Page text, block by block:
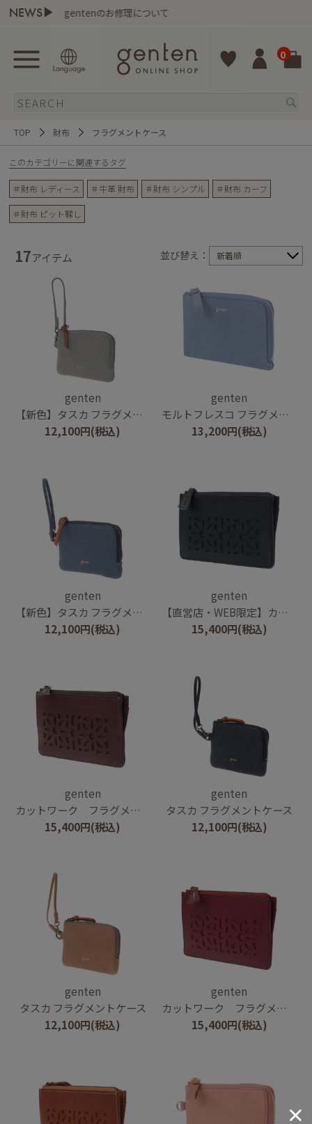
NEWS▶gentenのお修理について
0
TOP 財布 フラグメントケース
このカテゴリーに関連するタグ
＃財布 レディース ＃牛革 財布 ＃財布 シンプル ＃財布 カーフ
＃財布 ピット鞣し
17アイテム 並び替え： 新着順
genten
【新色】タスカ フラグメントケース
12,100円(税込)
genten
モルトフレスコ フラグメントケース
13,200円(税込)
genten
【新色】タスカ フラグメントケース
12,100円(税込)
genten
【直営店・WEB限定】カットワーク フラグメントケース
15,400円(税込)
genten
カットワーク フラグメントケース
15,400円(税込)
genten
タスカ フラグメントケース
12,100円(税込)
genten
タスカ フラグメントケース
12,100円(税込)
genten
カットワーク フラグメントケース
15,400円(税込)